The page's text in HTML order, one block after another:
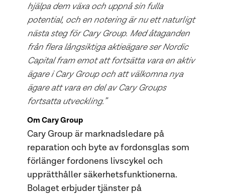
hjälpa dem växa och uppnå sin fulla
potential, och en notering är nu ett naturligt
nästa steg för Cary Group. Med åtaganden
från flera långsiktiga aktieägare ser Nordic
Capital fram emot att fortsätta vara en aktiv
ägare i Cary Group och att välkomna nya
ägare att vara en del av Cary Groups
fortsatta utveckling.”
Om Cary Group
Cary Group är marknadsledare på
reparation och byte av fordonsglas som
förlänger fordonens livscykel och
upprätthåller säkerhetsfunktionerna.
Bolaget erbjuder tjänster på